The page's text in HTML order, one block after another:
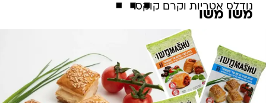
נודלס אטריות וקרם קוקס.
משו משו